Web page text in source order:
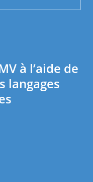
à l’aide de
langages